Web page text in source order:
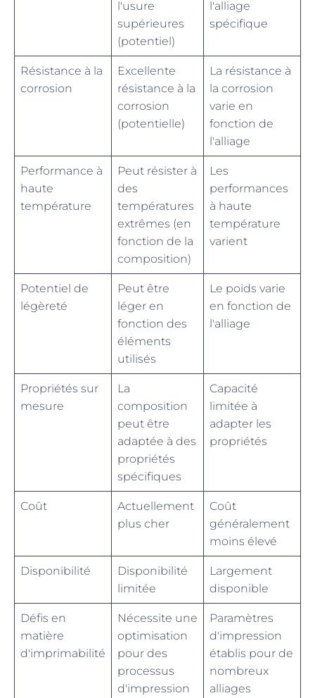
l'usure
supérieures
(potentiel)
l'alliage
spécifique
Résistance à la
corrosion
Excellente
résistance à la
corrosion
(potentielle)
La résistance à
la corrosion
varie en
fonction de
l'alliage
Performance à
haute
température
Peut résister à
des
températures
extrêmes (en
fonction de la
composition)
Les
performances
à haute
température
varient
Potentiel de
légèreté
Peut être
léger en
fonction des
éléments
utilisés
Le poids varie
en fonction de
l'alliage
Propriétés sur
mesure
La
composition
peut être
adaptée à des
propriétés
spécifiques
Capacité
limitée à
adapter les
propriétés
Coût
Actuellement
plus cher
Coût
généralement
moins élevé
Disponibilité
Disponibilité
limitée
Largement
disponible
Défis en
matière
d'imprimabilité
Nécessite une
optimisation
pour des
processus
d'impression
Paramètres
d'impression
établis pour de
nombreux
alliages